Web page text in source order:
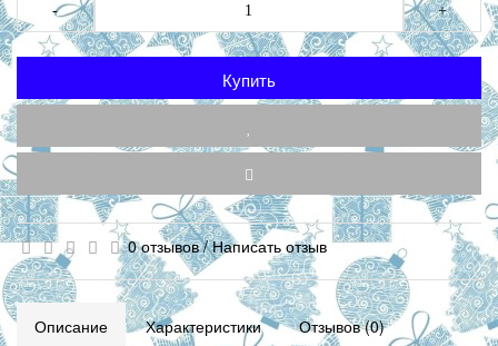
- +
Купить
0 отзывов/Написать отзыв
Описание Характеристики Отзывов (0)